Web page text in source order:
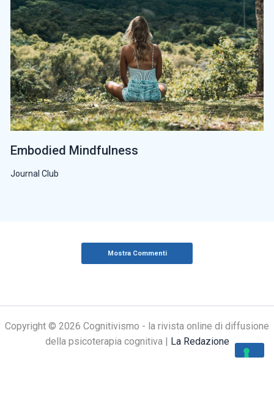
Embodied Mindfulness
Journal Club
Mostra Commenti
Copyright © 2026 Cognitivismo - la rivista online di diffusione
della psicoterapia cognitiva | La Redazione